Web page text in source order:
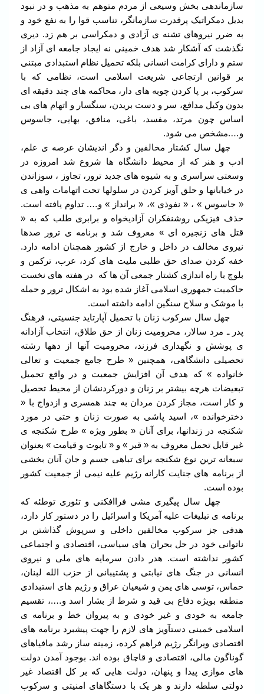
سازماندهی بخش وسیعی از مردم متوهم به مذهب و در نبود
بدیل دمکراتیک پرقدرت سازمانگر، تناسب قوا را به نفع خود و
به ضرر نیروهای تشنه ی آزادی و دمکراسی بر هم زد. دیری
نگذشت که آشکار شد هدف خمینی نه ایجاد جامعه ای آزاد از
ستم و دارای کرامت انسانی بلکه تحمیل نظام استبدادی مبتنی
بر قوانین ارتجاعی شریعت اسلامی است، نظامی که با
سرکوب، بر پا کردن چوبه های دار، محاکمه های چند دقیقه ای
بدون وکیل مدافع، سر و دست بریدن، سنگسار و اتهام های بی
اساس چون مرتد، مفسد، باغی، منافق، بهایی، جاسوس
و….مشخص می شود.
چهل سال کشتار مخالفین و دگر اندیشان عرصه ی علم،
ادب و هنر که از محیط دانشگاه ها شروع شد امروزه در
وسعتی سراسری و به شیوه های جدید ترور، تجاوز ، سوزاندن
در خیابانها و حلق آویز کردن در سلولها تحت اتهامات واهی ی
« جاسوس » ، « نفوذی »، « برانداز » و…. تداوم یافته است.
حذف فیزیکی روشنفکران آزادیخواه و برابری طلب که به «
قتل های زنجیره ای » معروف شد و برنامه ی ترور صدها
نیروی مخالف در داخل و خارج از کشور همچنان ادامه دارد.
خفه کردن صدای حق طلبی ملیت های کرد، عرب، ترکمن و
بلوچ با راه اندازی کشتار جمعی آن ها که در هفته های نخست
حاکمیت جمهوری اسلامی آغاز شده بود به اشکال ترور و حمله
با موشک و سلاح سنگین ادامه داشته است.
چهل سال سرکوب زنان با تحمیل آپارتاید جنسیتی، فرهنگ
پدر ـ مرد سالار، محرومیت زنان از حق طلاق، انتخاب آزادانه
ی پوشش و نگهداری فرزند، محرومیت آنها از دهها رشته
تحصیلی دانشگاهی، همچنین « طرح جامع جمعیت و تعالی
خانواده » که هدف آن افزایش جمعیت و در واقع تحمیل
تبعیضات هرچه بیشتر بر زنان و دورکردنشان از محیط تحصیل
و کار است، مجاز کردن مردان به چند همسری و ازدواج با «
دخترخوانده »، اسید پاشی به صورت زنان و حتی در مورد
شکنجه در زندانها، برای آنان « بطور ویژه » طرح شکنجه ی
غیر قابل تحمل معروف به « قبر » و « تابوت و قیامت » بعنوان
سبعانه ترین نوع شکنجه برای تباهی جسم و جان آنان بخشی
از برنامه های جنایت کارانه رژیم علیه نیمی از جمعیت کشور
بوده است.
چهل سال پیگیری مشی فراافکنی و تئوری توطئه که
برنامه ی تبلیغات علیه آمریکا و اسرائیل را در دستور کار دارد،
هدفی جز سرکوب مخالفین داخلی و سرپوش گذاشتن بر
ناتوانی خود در حل بحران های سیاسی، اقتصادی و اجتماعی
کشور نداشته است. هدر دادن سرمایه های ملی و نیروی
انسانی در جنگ های نیابتی و پشتیبانی از حزب الله لبنان،
حماس، توسی های یمن و شیعیان عراق و رژیم های استبدادی
منطقه بویژه دفاع بی قید و شرط از بشار اسد و….، تقسیم
جامعه به خودی و غیر خودی و به پیروان خط و برنامه ی
اسلامی خمینی دستآویز های لازم را جهت پیشبرد برنامه های
اقتصادی ویرانگر رژیم فراهم کرده، زمینه ساز رشد مافیاهای
گوناگون مالی، اقتصادی و قاچاق بوده اند. بوجود آمدن دولت
های موازی پیدا و پنهان، دولت هایی که بر کل اقتصاد غیر
دولتی سلطه دارند و هر یک با دستگاهای امنیتی و سرکوب